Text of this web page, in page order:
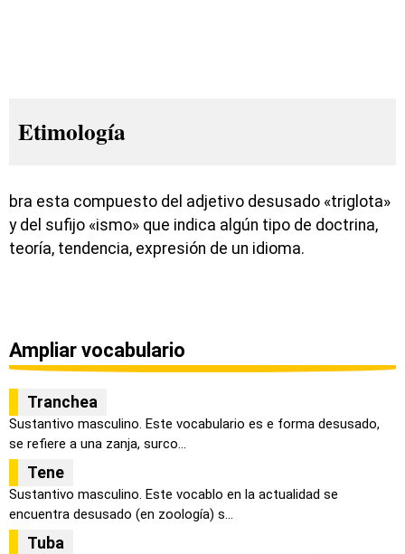
Etimología
bra esta compuesto del adjetivo desusado «triglota»
y del sufijo «ismo» que indica algún tipo de doctrina,
teoría, tendencia, expresión de un idioma.
Ampliar vocabulario
Tranchea
Sustantivo masculino. Este vocabulario es e forma desusado,
se refiere a una zanja, surco...
Tene
Sustantivo masculino. Este vocablo en la actualidad se
encuentra desusado (en zoología) s...
Tuba